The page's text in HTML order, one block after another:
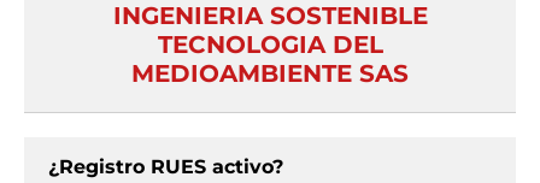
INGENIERIA SOSTENIBLE
TECNOLOGIA DEL
MEDIOAMBIENTE SAS
¿Registro RUES activo?